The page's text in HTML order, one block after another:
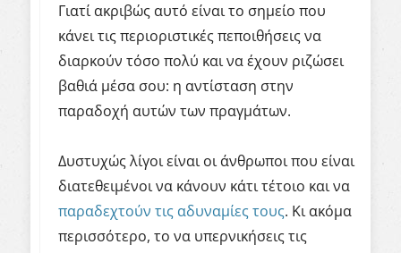
Γιατί ακριβώς αυτό είναι το σημείο που
κάνει τις περιοριστικές πεποιθήσεις να
διαρκούν τόσο πολύ και να έχουν ριζώσει
βαθιά μέσα σου: η αντίσταση στην
παραδοχή αυτών των πραγμάτων.
Δυστυχώς λίγοι είναι οι άνθρωποι που είναι
διατεθειμένοι να κάνουν κάτι τέτοιο και να
παραδεχτούν τις αδυναμίες τους. Κι ακόμα
περισσότερο, το να υπερνικήσεις τις